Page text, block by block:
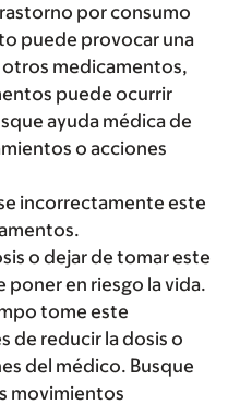
por consumo
puede provocar una
medicamentos,
puede ocurrir
ayuda médica de
o acciones
incorrectamente este
o dejar de tomar este
en riesgo la vida.
tome este
de reducir la dosis o
del médico. Busque
movimientos